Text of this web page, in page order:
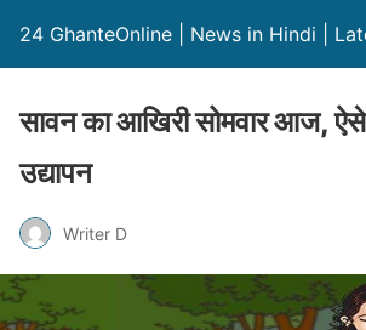
24 GhanteOnline | News in Hindi |
सावन का आखिरी सोमवार आज,
उद्यापन
Writer D